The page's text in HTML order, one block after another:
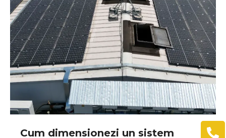
Cum dimensionezi un sistem